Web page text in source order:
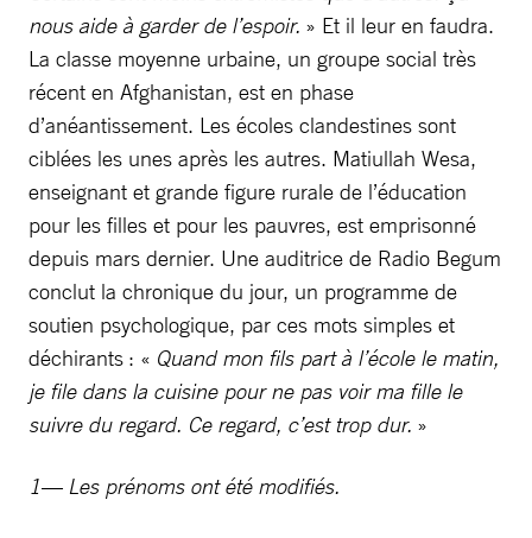
nous aide à garder de l’espoir. » Et il leur en faudra.
La classe moyenne urbaine, un groupe social très
récent en Afghanistan, est en phase
d’anéantissement. Les écoles clandestines sont
ciblées les unes après les autres. Matiullah Wesa,
enseignant et grande figure rurale de l’éducation
pour les filles et pour les pauvres, est emprisonné
depuis mars dernier. Une auditrice de Radio Begum
conclut la chronique du jour, un programme de
soutien psychologique, par ces mots simples et
déchirants : « Quand mon fils part à l’école le matin,
je file dans la cuisine pour ne pas voir ma fille le
suivre du regard. Ce regard, c’est trop dur. »
1— Les prénoms ont été modifiés.